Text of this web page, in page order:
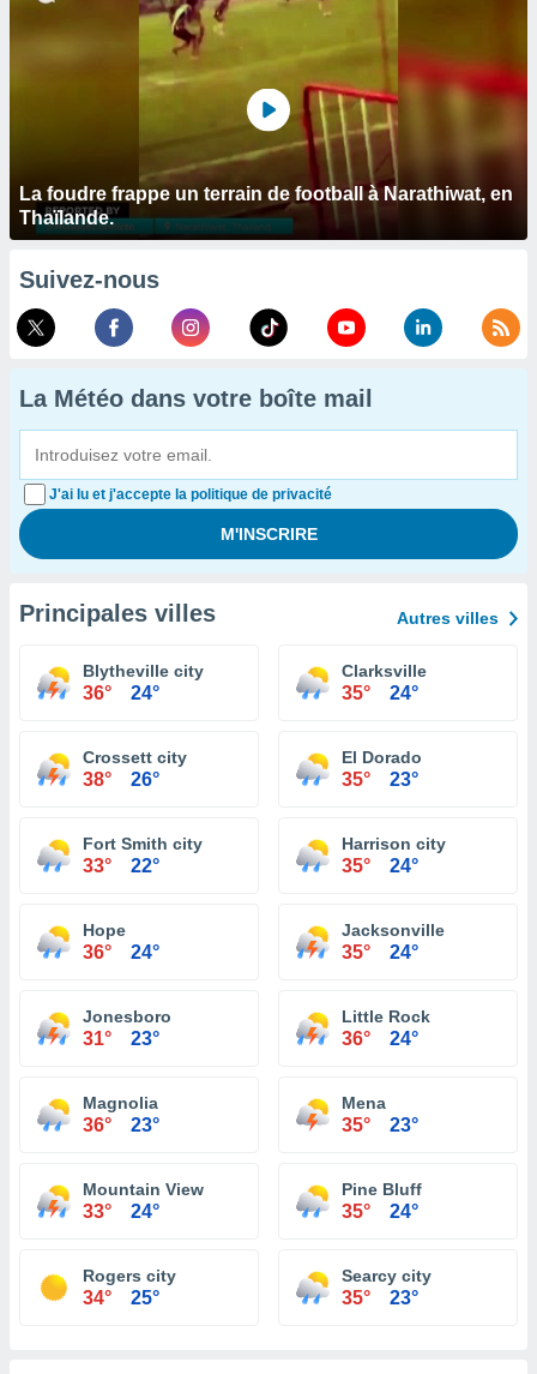
La foudre frappe un terrain de football à Narathiwat, en
Thaïlande.
Suivez-nous
La Météo dans votre boîte mail
J'ai lu et j'accepte la politique de privacité
Principales villes Autres villes
Blytheville city
36° 24°
Clarksville
35° 24°
Crossett city
38° 26°
El Dorado
35° 23°
Fort Smith city
33° 22°
Harrison city
35° 24°
Hope
36° 24°
Jacksonville
35° 24°
Jonesboro
31° 23°
Little Rock
36° 24°
Magnolia
36° 23°
Mena
35° 23°
Mountain View
33° 24°
Pine Bluff
35° 24°
Rogers city
34° 25°
Searcy city
35° 23°